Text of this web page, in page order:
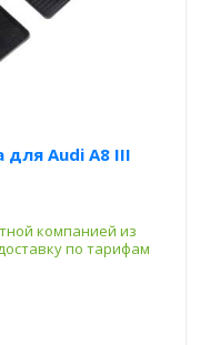
для Audi A8 III
компанией из
по тарифам